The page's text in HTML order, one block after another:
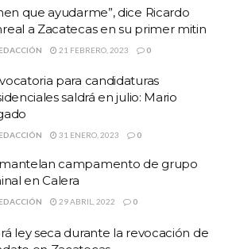
que ayudarme”, dice Ricardo
a Zacatecas en su primer mitin
21 FEBRERO, 2023 0
para candidaturas
saldrá en julio: Mario
31 ENERO, 2023 0
campamento de grupo
en Calera
29 ABRIL, 2022 0
ley seca durante la revocación de